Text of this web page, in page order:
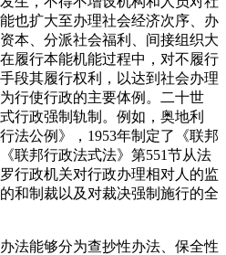
也扩大至办理社会经济次序、办
本、分派社会福利、间接组织大
履行本能机能过程中，对不履行
段其履行权利，以达到社会办理
行使行政的主要体例。二十世
行政强制轨制。例如，奥地利
法公例》，1953年制定了《联邦
联邦行政法式法》第551节从法
行政机关对行政办理相对人的监
和制裁以及对裁决强制施行的全
能够分为查抄性办法、保全性